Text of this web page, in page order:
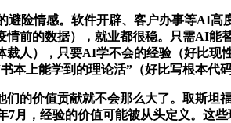
情感。软件开辟、客户办事等AI高
情前的数据），就业都很稳。只需AI
裁人），只要AI学不会的经验（好比
上能学到的理论活”（好比写根本代
价值贡献就不会那么大了。取斯坦
7月，经验的价值可能被从头定义。这